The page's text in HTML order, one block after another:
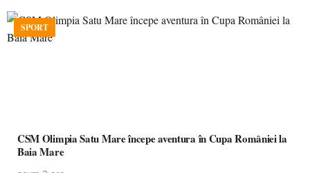
SPORT
CSM Olimpia Satu Mare începe aventura în Cupa României la
Baia Mare